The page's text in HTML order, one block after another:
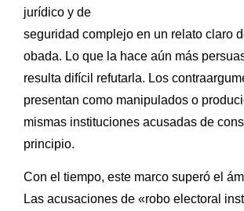
jurídico y de
seguridad complejo en un relato claro
obada. Lo que la hace aún más
resulta difícil refutarla. Los
presentan como manipulados o
mismas instituciones acusadas de
principio.
Con el tiempo, este marco superó el
Las acusaciones de «robo electoral